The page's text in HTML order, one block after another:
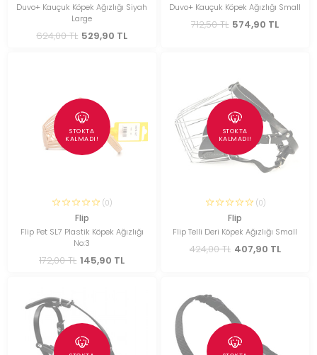
Duvo+ Kauçuk Köpek Ağızlığı Siyah
Large
624,00 TL 529,90 TL
Duvo+ Kauçuk Köpek Ağızlığı Small
712,50 TL 574,90 TL
STOKTA
KALMADI!
(0)
Flip
Flip Pet SL7 Plastik Köpek Ağızlığı
No:3
172,00 TL 145,90 TL
STOKTA
KALMADI!
(0)
Flip
Flip Telli Deri Köpek Ağızlığı Small
424,00 TL 407,90 TL